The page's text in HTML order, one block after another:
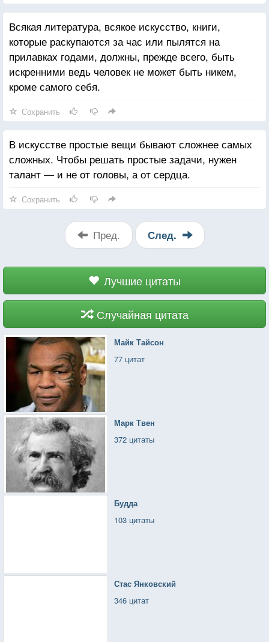
Всякая литература, всякое искусство, книги,
которые раскупаются за час или пылятся на
прилавках годами, должны, прежде всего, быть
искренними ведь человек не может быть никем,
кроме самого себя.
Сохранить
В искусстве простые вещи бывают сложнее самых
сложных. Чтобы решать простые задачи, нужен
талант — и не от головы, а от сердца.
Сохранить
Пред. След.
Лучшие цитаты
Случайная цитата
Майк Тайсон
77 цитат
Марк Твен
372 цитаты
Будда
103 цитаты
Стас Янковский
346 цитат